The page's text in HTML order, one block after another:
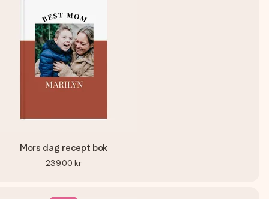
Mors dag recept bok
239,00 kr